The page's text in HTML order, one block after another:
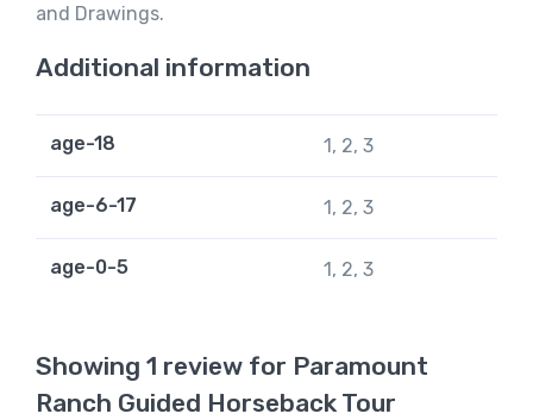
and Drawings.
Additional information
age-18 1, 2, 3
age-6-17 1, 2, 3
age-0-5 1, 2, 3
Showing 1 review for Paramount
Ranch Guided Horseback Tour